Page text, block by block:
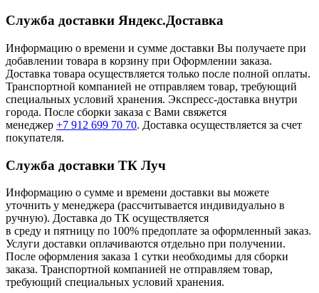
Служба доставки Яндекс.Доставка
Информацию о времени и сумме доставки Вы получаете при
добавлении товара в корзину при Оформлении заказа.
Доставка товара осуществляется только после полной оплаты.
Транспортной компанией не отправляем товар, требующий
специальных условий хранения. Экспресс-доставка внутри
города. После сборки заказа с Вами свяжется
менеджер +7 912 699 70 70. Доставка осуществляется за счет
покупателя.
Служба доставки ТК Луч
Информацию о сумме и времени доставки вы можете
уточнить у менеджера (рассчитывается индивидуально в
ручную). Доставка до ТК осуществляется
в среду и пятницу по 100% предоплате за оформленный заказ.
Услуги доставки оплачиваются отдельно при получении.
После оформления заказа 1 сутки необходимы для сборки
заказа. Транспортной компанией не отправляем товар,
требующий специальных условий хранения.